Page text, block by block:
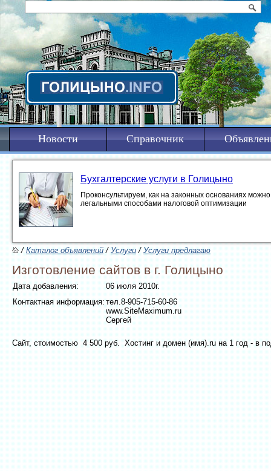
Новости Справочник
Бухгалтерские услуги в Голицыно
Проконсультируем, как на законных основаниях
легальными способами налоговой оптимизации
/Каталог объявлений/Услуги /Услуги предлагаю
Изготовление сайтов в г. Голицыно
Дата добавления:
06 июля 2010г.
Контактная информация:тел.8-905-715-60-86
www.SiteMaximum.ru
Сергей
Сайт, стоимостью 4 500 руб. Хостинг и домен (имя).ru на 1 год - в